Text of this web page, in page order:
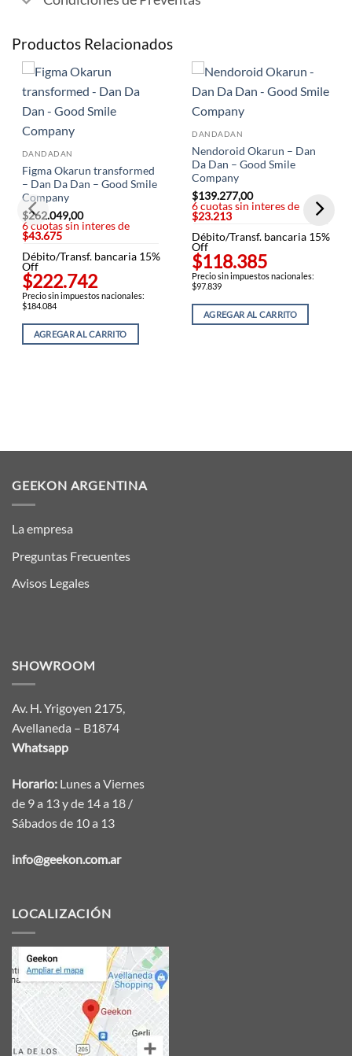
Productos Relacionados
DANDADAN
Figma Okarun transformed
– Dan Da Dan – Good Smile
Company
$262.049,00
6 cuotas sin interes de
$43.675
Débito/Transf. bancaria 15%
Off
$222.742
Precio sin impuestos nacionales:
$184.084
AGREGAR AL CARRITO
DANDADAN
Nendoroid Okarun – Dan
Da Dan – Good Smile
Company
$139.277,00
6 cuotas sin interes de
$23.213
Débito/Transf. bancaria 15%
Off
$118.385
Precio sin impuestos nacionales:
$97.839
AGREGAR AL CARRITO
GEEKON ARGENTINA
La empresa
Preguntas Frecuentes
Avisos Legales
SHOWROOM
Av. H. Yrigoyen 2175,
Avellaneda – B1874
Whatsapp
Horario: Lunes a Viernes
de 9 a 13 y de 14 a 18 /
Sábados de 10 a 13
info@geekon.com.ar
LOCALIZACIÓN